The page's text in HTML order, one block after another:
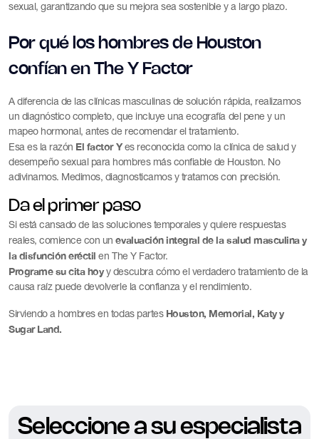
sexual, garantizando que su mejora sea sostenible y a largo plazo.
Por qué los hombres de Houston
confían en The Y Factor
A diferencia de las clínicas masculinas de solución rápida, realizamos
un diagnóstico completo, que incluye una ecografía del pene y un
mapeo hormonal, antes de recomendar el tratamiento.
Esa es la razón El factor Yes reconocida como la clínica de salud y
desempeño sexual para hombres más confiable de Houston. No
adivinamos. Medimos, diagnosticamos y tratamos con precisión.
Da el primer paso
Si está cansado de las soluciones temporales y quiere respuestas
reales, comience con unevaluación integral de la salud masculina y
la disfunción eréctil en The Y Factor.
Programe su cita hoyy descubra cómo el verdadero tratamiento de la
causa raíz puede devolverle la confianza y el rendimiento.
Sirviendo a hombres en todas partes Houston, Memorial, Katy y
Sugar Land.
Seleccione a su especialista